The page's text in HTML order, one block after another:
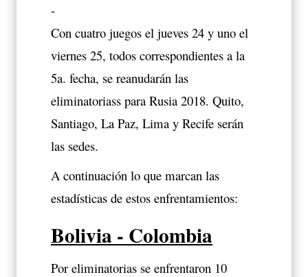
-
Con cuatro juegos el jueves 24 y uno el
viernes 25, todos correspondientes a la
5a. fecha, se reanudarán las
eliminatoriass para Rusia 2018. Quito,
Santiago, La Paz, Lima y Recife serán
las sedes.
A continuación lo que marcan las
estadísticas de estos enfrentamientos:
Bolivia - Colombia
Por eliminatorias se enfrentaron 10